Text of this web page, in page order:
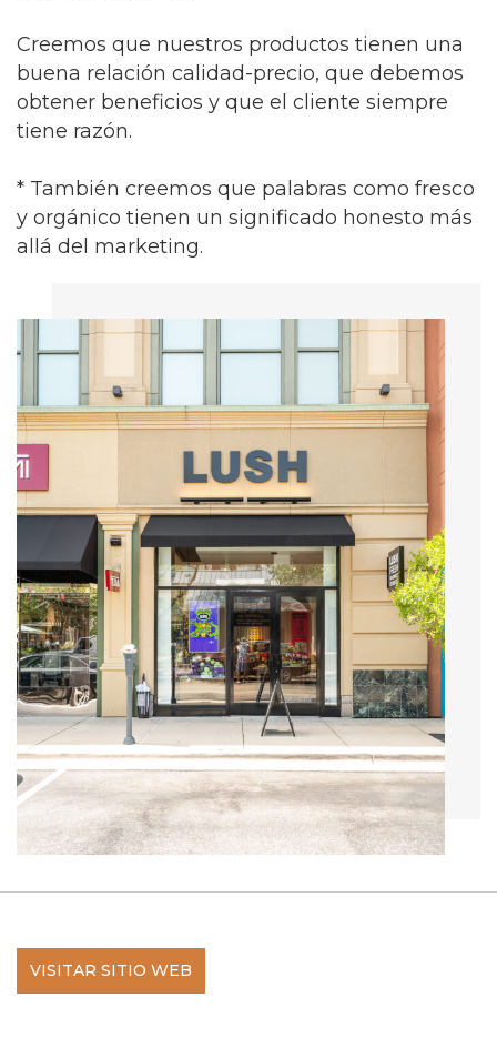
Creemos que nuestros productos tienen una
buena relación calidad-precio, que debemos
obtener beneficios y que el cliente siempre
tiene razón.
* También creemos que palabras como fresco
y orgánico tienen un significado honesto más
allá del marketing.
VISITAR SITIO WEB